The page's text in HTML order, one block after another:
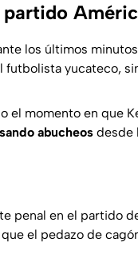
los últimos
futbolista yucateco,
momento en que
abucheos desde
penal en el partido
el pedazo de